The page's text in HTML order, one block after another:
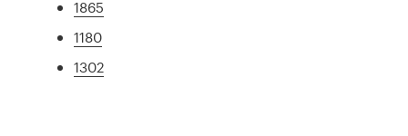
1865
1180
1302